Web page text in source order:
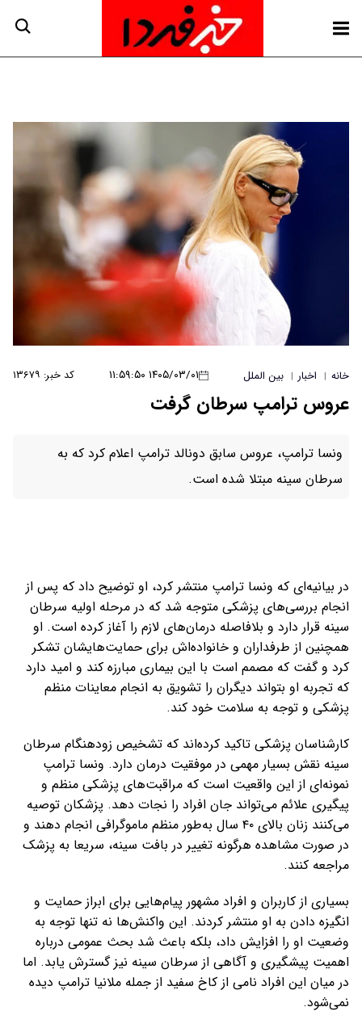
خانه | اخبار | بین الملل ۱۴۰۵/۰۳/۰۱ ۱۱:۵۹:۵۰ کد خبر: ۱۳۶۷۹
عروس ترامپ سرطان گرفت
ونسا ترامپ، عروس سابق دونالد ترامپ اعلام کرد که به
سرطان سینه مبتلا شده است.
در بیانیه‌ای که ونسا ترامپ منتشر کرد، او توضیح داد که پس از
انجام بررسی‌های پزشکی متوجه شد که در مرحله اولیه سرطان
سینه قرار دارد و بلافاصله درمان‌های لازم را آغاز کرده است. او
همچنین از طرفداران و خانواده‌اش برای حمایت‌هایشان تشکر
کرد و گفت که مصمم است با این بیماری مبارزه کند و امید دارد
که تجربه او بتواند دیگران را تشویق به انجام معاینات منظم
پزشکی و توجه به سلامت خود کند.
کارشناسان پزشکی تاکید کرده‌اند که تشخیص زودهنگام سرطان
سینه نقش بسیار مهمی در موفقیت درمان دارد. ونسا ترامپ
نمونه‌ای از این واقعیت است که مراقبت‌های پزشکی منظم و
پیگیری علائم می‌تواند جان افراد را نجات دهد. پزشکان توصیه
می‌کنند زنان بالای ۴۰ سال به‌طور منظم ماموگرافی انجام دهند و
در صورت مشاهده هرگونه تغییر در بافت سینه، سریعا به پزشک
مراجعه کنند.
بسیاری از کاربران و افراد مشهور پیام‌هایی برای ابراز حمایت و
انگیزه دادن به او منتشر کردند. این واکنش‌ها نه تنها توجه به
وضعیت او را افزایش داد، بلکه باعث شد بحث عمومی درباره
اهمیت پیشگیری و آگاهی از سرطان سینه نیز گسترش یابد. اما
در میان این افراد نامی از کاخ سفید از جمله ملانیا ترامپ دیده
نمی‌شود.